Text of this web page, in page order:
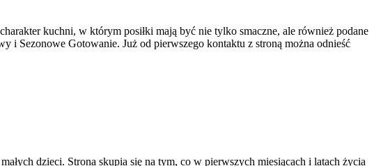
kuchni, w którym posiłki mają być nie tylko smaczne, ale również podane
i Sezonowe Gotowanie. Już od pierwszego kontaktu z stroną można odnieść
dzieci. Strona skupia się na tym, co w pierwszych miesiącach i latach życia